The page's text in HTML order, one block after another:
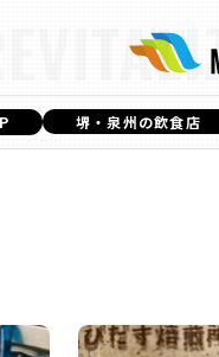
堺・泉州の飲食店